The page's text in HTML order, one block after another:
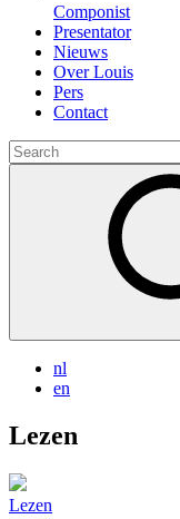
Componist
Presentator
Nieuws
Over Louis
Pers
Contact
Search
for:
nl
en
Lezen
Lezen